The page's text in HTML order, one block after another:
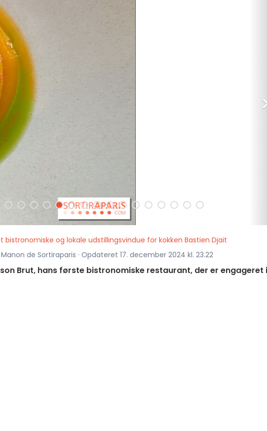
bistronomiske og lokale udstillingsvindue for kokken Bastien Djait
Manon de Sortiraparis · Opdateret 17. december 2024 kl. 23.22
Brut, hans første bistronomiske restaurant, der er engageret